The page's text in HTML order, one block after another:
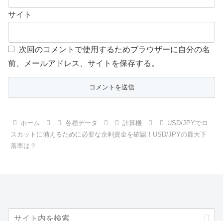
サイト
次回のコメントで使用するためブラウザーに自分の名
前、メールアドレス、サイトを保存する。
ホーム 各種データ 計算機
USD/JPYでロ
スカットに備えるために必要な余剰資金を確認！USD/JPYの最大下
落率は？